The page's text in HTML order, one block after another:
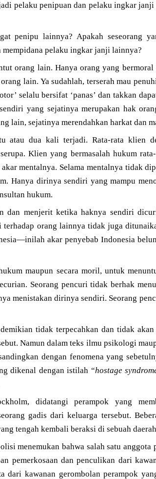
pelaku penipuan dan pelaku ingkar
penipu lainnya? Apakah seseorang
pelaku ingkar janji lainnya?
orang lain. Hanya orang yang
lain. Ya sudahlah, terserah mau
selalu bersifat ‘panas’ dan takkan
yang sejatinya merupakan hak
lain, sejatinya merendahkan harkat dan
atau dua kali terjadi. Rata-rata klien
Klien yang bermasalah hukum
mentalnya. Selama mentalnya tidak
Hanya dirinya sendiri yang mampu
hukum.
dan menjerit ketika haknya sendiri
orang lainnya tidak juga
akar penyebab Indonesia
maupun secara moril, untuk
Seorang pencuri tidak berhak
menistakan dirinya sendiri. Seorang
tidak terpecahkan dan tidak
Namun dalam teks ilmu psikologi
dengan fenomena yang
dikenal dengan istilah “hostage
didatangi perampok yang
gadis dari keluarga tersebut.
tengah kembali beraksi di sebuah
menemukan bahwa salah satu
pemerkosaan dan penculikan dari
dari kawanan gerombolan perampok